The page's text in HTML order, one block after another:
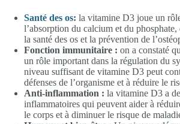
Santé des os: la vitamine D3 joue un
l’absorption du calcium et du
la santé des os et la prévention de
Fonction immunitaire : on a constaté
un rôle important dans la régulation du
niveau suffisant de vitamine D3 peut
défenses de l’organisme et à réduire le
Anti-inflammation : la vitamine D3 a
inflammatoires qui peuvent aider à
le corps et à diminuer le risque de